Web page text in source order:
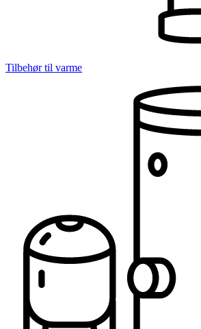
Tilbehør til varme